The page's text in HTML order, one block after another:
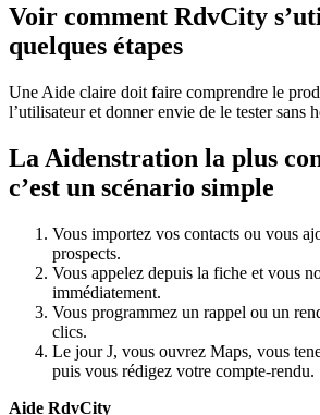
Voir comment RdvCity
quelques étapes
Une Aide claire doit faire comprendre le
l’utilisateur et donner envie de le tester sans
La Aidenstration la plus
c’est un scénario simple
Vous importez vos contacts ou vous
prospects.
Vous appelez depuis la fiche et vous
immédiatement.
Vous programmez un rappel ou un
clics.
Le jour J, vous ouvrez Maps, vous
puis vous rédigez votre compte-rendu.
Aide RdvCity